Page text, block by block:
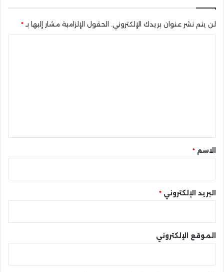
لن يتم نشر عنوان بريدك الإلكتروني. الحقول الإلزامية مشار إليها بـ*
* الاسم *
البريد الإلكتروني *
الموقع الإلكتروني